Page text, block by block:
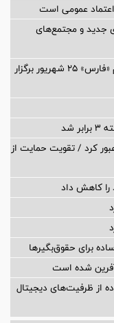
عمومی است
جدید و مجتمع‌های
مجمع‌عمومی عادی بطور فوق‌العاده نوبت دوم «فارس» ۲۵ شهریور برگزار
کرد / تقویت حمایت از
برای حقوق‌بگیرها
شده است
از ظرفیت‌های دیجیتال